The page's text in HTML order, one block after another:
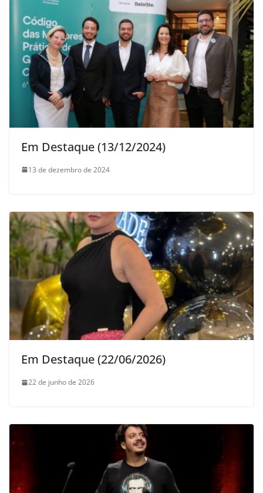
Em Destaque (13/12/2024)
13 de dezembro de 2024
Em Destaque (22/06/2026)
22 de junho de 2026